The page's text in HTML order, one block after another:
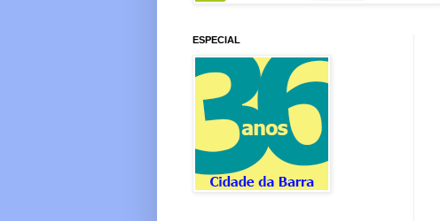
ESPECIAL